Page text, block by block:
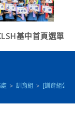
基中首頁選單
> 訓育組 > [訓育組公